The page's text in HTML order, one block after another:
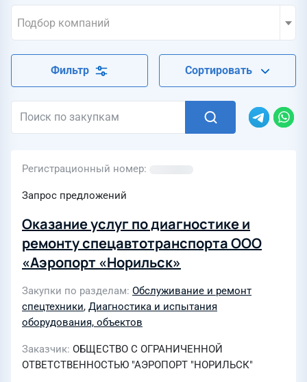
Подбор компаний
Фильтр Сортировать
Регистрационный номер
Запрос предложений
Оказание услуг по диагностике и
ремонту спецавтотранспорта ООО
«Аэропорт «Норильск»
Закупки по разделам Обслуживание и ремонт
спецтехники, Диагностика и испытания
оборудования, объектов
Заказчик ОБЩЕСТВО С ОГРАНИЧЕННОЙ
ОТВЕТСТВЕННОСТЬЮ "АЭРОПОРТ "НОРИЛЬСК"